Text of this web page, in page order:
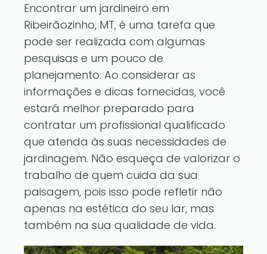
Encontrar um jardineiro em
Ribeirãozinho, MT, é uma tarefa que
pode ser realizada com algumas
pesquisas e um pouco de
planejamento. Ao considerar as
informações e dicas fornecidas, você
estará melhor preparado para
contratar um profissional qualificado
que atenda às suas necessidades de
jardinagem. Não esqueça de valorizar o
trabalho de quem cuida da sua
paisagem, pois isso pode refletir não
apenas na estética do seu lar, mas
também na sua qualidade de vida.